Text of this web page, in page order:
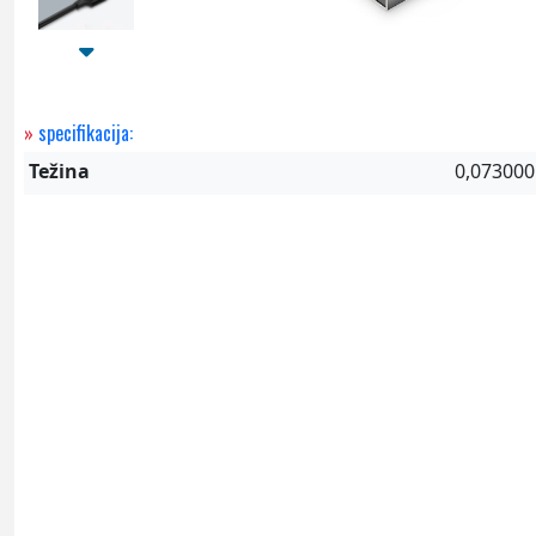
» specifikacija:
Težina